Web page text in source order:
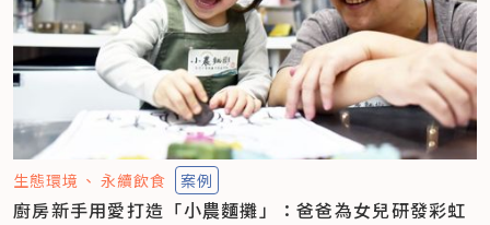
生態環境 永續飲食 案例
廚房新手用愛打造「小農麵攤」：爸爸為女兒研發彩虹